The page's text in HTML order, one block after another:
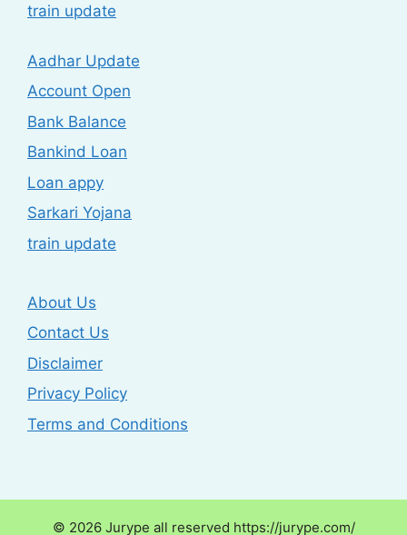
train update
Aadhar Update
Account Open
Bank Balance
Bankind Loan
Loan appy
Sarkari Yojana
train update
About Us
Contact Us
Disclaimer
Privacy Policy
Terms and Conditions
© 2026 Jurype all reserved https://jurype.com/